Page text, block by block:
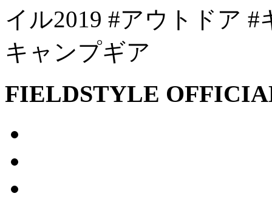
イル2019 #アウトドア
キャンプギア
FIELDSTYLE